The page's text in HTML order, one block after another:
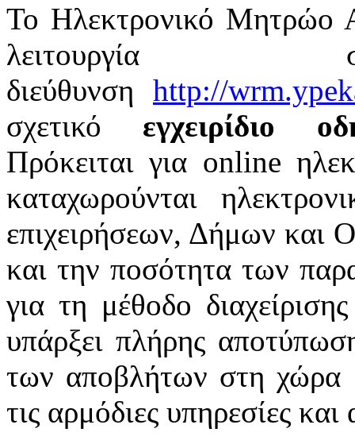
Το Ηλεκτρονικό Μητρώο
λειτουργία
διεύθυνση http://
σχετικό εγχειρίδιο
Πρόκειται για online
καταχωρούνται
επιχειρήσεων, Δήμων και
και την ποσότητα των
για τη μέθοδο
υπάρξει πλήρης
των αποβλήτων στη χώρα
τις αρμόδιες υπηρεσίες και